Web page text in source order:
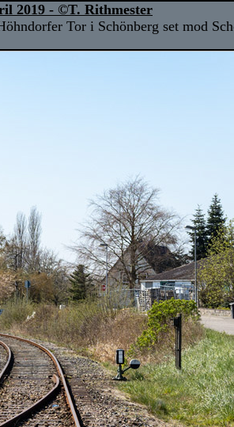
2019 - ©T. Rithmester
Tor i Schönberg set mod